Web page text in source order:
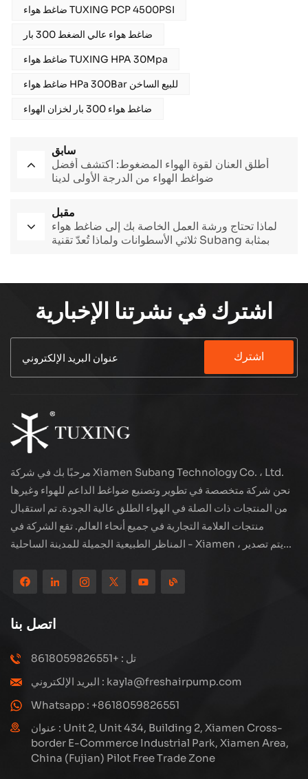
ضاغط هواء TUXING PCP 4500PSI
ضاغط هواء عالي الضغط 300 بار
ضاغط هواء TUXING HPA 30Mpa
ضاغط هواء HPa 300Bar للبيع الساخن
ضاغط هواء 300 بار لخزان الهواء
سابق
أطلق العنان لقوة الهواء المضغوط: اكتشف أفضل
ضواغط الهواء من الدرجة الأولى لدينا
مقبل
لماذا تحتاج ورشة العمل الخاصة بك إلى ضاغط هواء
ثلاثي الأسطوانات ولماذا تُعدّ تقنية Subang بمثابة
اشترك في نشرتنا الإخبارية
اشترك
مرحبًا بك في شركة Xiamen Subang Technology Co. ، Ltd.
نحن شركة متخصصة في تطوير وتصنيع ضواغط الداعم للهواء وغيرها
من المنتجات ذات الصلة في الهواء الطلق عالية الجودة. تم استقبال
منتجات العلامة التجارية في جميع أنحاء العالم. تقع الشركة في
المناظر الطبيعية الجميلة للمدينة الساحلية - Xiamen ، يتم تصدير
دولية واسعة. لدى Subang Technology فريق مبيعات محترف
ونظام خدمة فعال بعد البيع ، نحن نستكشف دائمًا ودراسة كيفية ترقية
منتجاتنا باستمرار من خلال الابتكار لتلبية الاحتياجات المتزايدة للعملاء.
التركيز الأساسي للشركة على إنتاج وتصنيع الضواغط عالية الضغط ،
تصميمها الهيكلي هو علمي ومعقول ، لضمان الأداء الفعال للمنتجات.
اتصل بنا
تل : +8618059826551
البريد الإلكتروني : kayla@freshairpump.com
Whatsapp : +8618059826551
عنوان : Unit 2, Unit 434, Building 2, Xiamen Cross-
border E-Commerce Industrial Park, Xiamen Area,
China (Fujian) Pilot Free Trade Zone